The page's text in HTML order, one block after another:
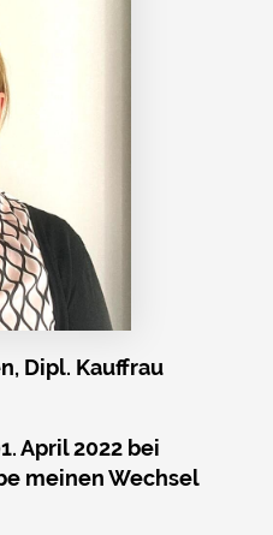
Dipl. Kauffrau
April 2022 bei
meinen Wechsel